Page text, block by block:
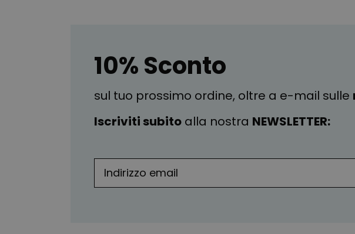
10% Sconto
sul tuo prossimo ordine, oltre a e-mail sulle
Iscriviti subito alla nostra NEWSLETTER: